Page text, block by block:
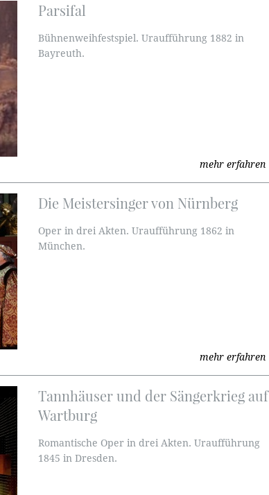
Parsifal
Bühnenweihfestspiel. Uraufführung 1882 in
Bayreuth.
mehr erfahren
Die Meistersinger von Nürnberg
Oper in drei Akten. Uraufführung 1862 in
München.
mehr erfahren
Tannhäuser und der Sängerkrieg auf
Wartburg
Romantische Oper in drei Akten. Uraufführung
1845 in Dresden.